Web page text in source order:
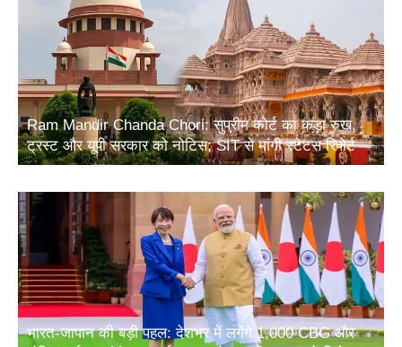
Ram Mandir Chanda Chori: सुप्रीम कोर्ट का कड़ा रुख,
ट्रस्ट और यूपी सरकार को नोटिस; SIT से मांगी स्टेटस रिपोर्ट
भारत-जापान की बड़ी पहल: देशभर में लगेंगे 1,000 CBG और
जैविक उर्वरक संयंत्र, ऊर्जा सुरक्षा और ग्रामीण आय को मिलेगा